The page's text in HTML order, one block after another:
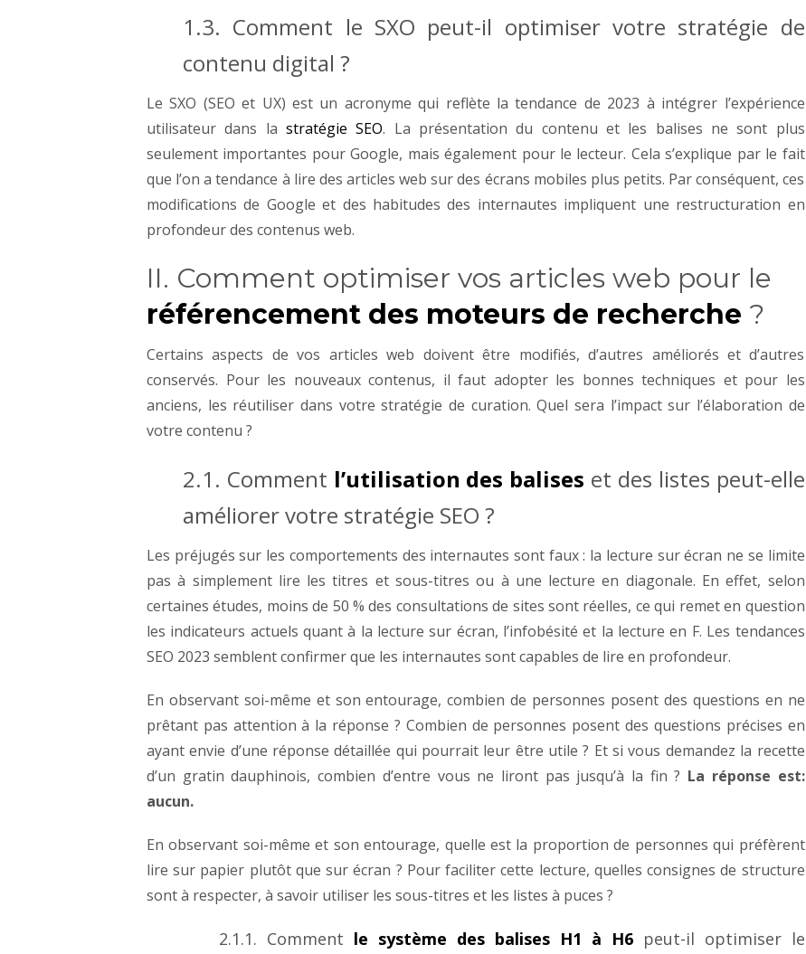
1.3. Comment le SXO peut-il optimiser votre stratégie de
contenu digital ?
Le SXO (SEO et UX) est un acronyme qui reflète la tendance de 2023 à intégrer l’expérience
utilisateur dans la stratégie SEO. La présentation du contenu et les balises ne sont plus
seulement importantes pour Google, mais également pour le lecteur. Cela s’explique par le fait
que l’on a tendance à lire des articles web sur des écrans mobiles plus petits. Par conséquent, ces
modifications de Google et des habitudes des internautes impliquent une restructuration en
profondeur des contenus web.
II. Comment optimiser vos articles web pour le
référencement des moteurs de recherche ?
Certains aspects de vos articles web doivent être modifiés, d’autres améliorés et d’autres
conservés. Pour les nouveaux contenus, il faut adopter les bonnes techniques et pour les
anciens, les réutiliser dans votre stratégie de curation. Quel sera l’impact sur l’élaboration de
votre contenu ?
2.1. Comment l’utilisation des balises et des listes peut-elle
améliorer votre stratégie SEO ?
Les préjugés sur les comportements des internautes sont faux : la lecture sur écran ne se limite
pas à simplement lire les titres et sous-titres ou à une lecture en diagonale. En effet, selon
certaines études, moins de 50 % des consultations de sites sont réelles, ce qui remet en question
les indicateurs actuels quant à la lecture sur écran, l’infobésité et la lecture en F. Les tendances
SEO 2023 semblent confirmer que les internautes sont capables de lire en profondeur.
En observant soi-même et son entourage, combien de personnes posent des questions en ne
prêtant pas attention à la réponse ? Combien de personnes posent des questions précises en
ayant envie d’une réponse détaillée qui pourrait leur être utile ? Et si vous demandez la recette
d’un gratin dauphinois, combien d’entre vous ne liront pas jusqu’à la fin ? La réponse est:
aucun.
En observant soi-même et son entourage, quelle est la proportion de personnes qui préfèrent
lire sur papier plutôt que sur écran ? Pour faciliter cette lecture, quelles consignes de structure
sont à respecter, à savoir utiliser les sous-titres et les listes à puces ?
2.1.1. Comment le système des balises H1 à H6peut-il optimiser le